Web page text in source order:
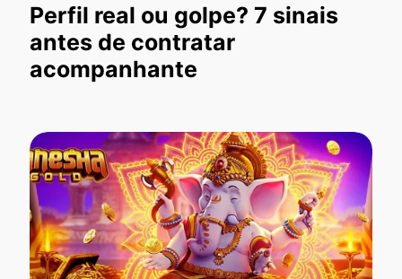
Perfil real ou golpe? 7 sinais
antes de contratar
acompanhante